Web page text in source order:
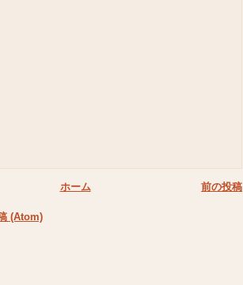
前の投稿
ホーム
(Atom)